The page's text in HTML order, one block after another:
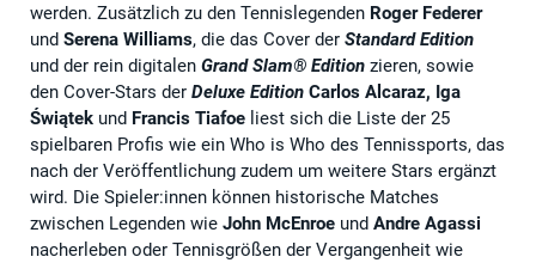
werden. Zusätzlich zu den Tennislegenden Roger Federer
und Serena Williams, die das Cover der Standard Edition
und der rein digitalen Grand Slam® Edition zieren, sowie
den Cover-Stars der Deluxe Edition Carlos Alcaraz, Iga
Świątek und Francis Tiafoe liest sich die Liste der 25
spielbaren Profis wie ein Who is Who des Tennissports, das
nach der Veröffentlichung zudem um weitere Stars ergänzt
wird. Die Spieler:innen können historische Matches
zwischen Legenden wie John McEnroe und Andre Agassi
nacherleben oder Tennisgrößen der Vergangenheit wie